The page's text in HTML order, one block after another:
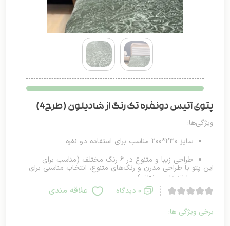
پتوی آتیس دونفره تک رنگ از شادیلون (طرح4)
ویژگی‌ها:
سایز 230*200 مناسب برای استفاده دو نفره
طراحی زیبا و متنوع در 6 رنگ مختلف (مناسب برای
سلیقه‌های مختلف)
جنس نرم و راحت برای خواب راحت و گرما در شب‌های
سرد
این پتو با طراحی مدرن و رنگ‌های متنوع، انتخاب مناسبی برای
کسانی است که به دنبال راحتی و زیبایی در فضای خواب خود
0 دیدگاه علاقه مندی
برخی ویژگی ها: